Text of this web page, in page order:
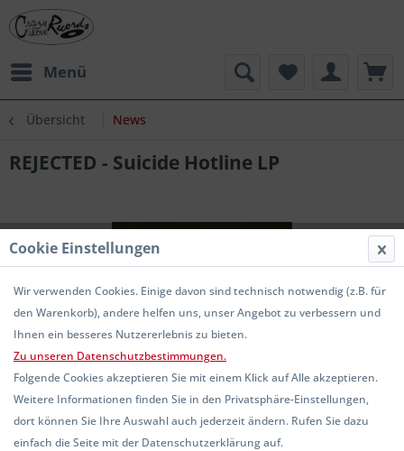
Menü
Übersicht News
REJECTED - Suicide Hotline LP
5,90 € *
Cookie Einstellungen
Wir verwenden Cookies. Einige davon sind technisch notwendig (z.B. für
den Warenkorb), andere helfen uns, unser Angebot zu verbessern und
Ihnen ein besseres Nutzererlebnis zu bieten.
Zu unseren Datenschutzbestimmungen.
Folgende Cookies akzeptieren Sie mit einem Klick auf Alle akzeptieren.
Weitere Informationen finden Sie in den Privatsphäre-Einstellungen,
dort können Sie Ihre Auswahl auch jederzeit ändern. Rufen Sie dazu
einfach die Seite mit der Datenschutzerklärung auf.